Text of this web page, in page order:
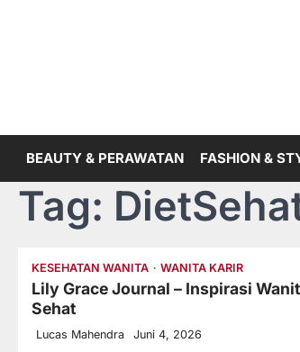
BEAUTY & PERAWATAN FASHION &
Tag:
KESEHATAN WANITA WANITA KARIR
Lily Grace Journal – Inspirasi
Sehat
Lucas Mahendra Juni 4, 2026